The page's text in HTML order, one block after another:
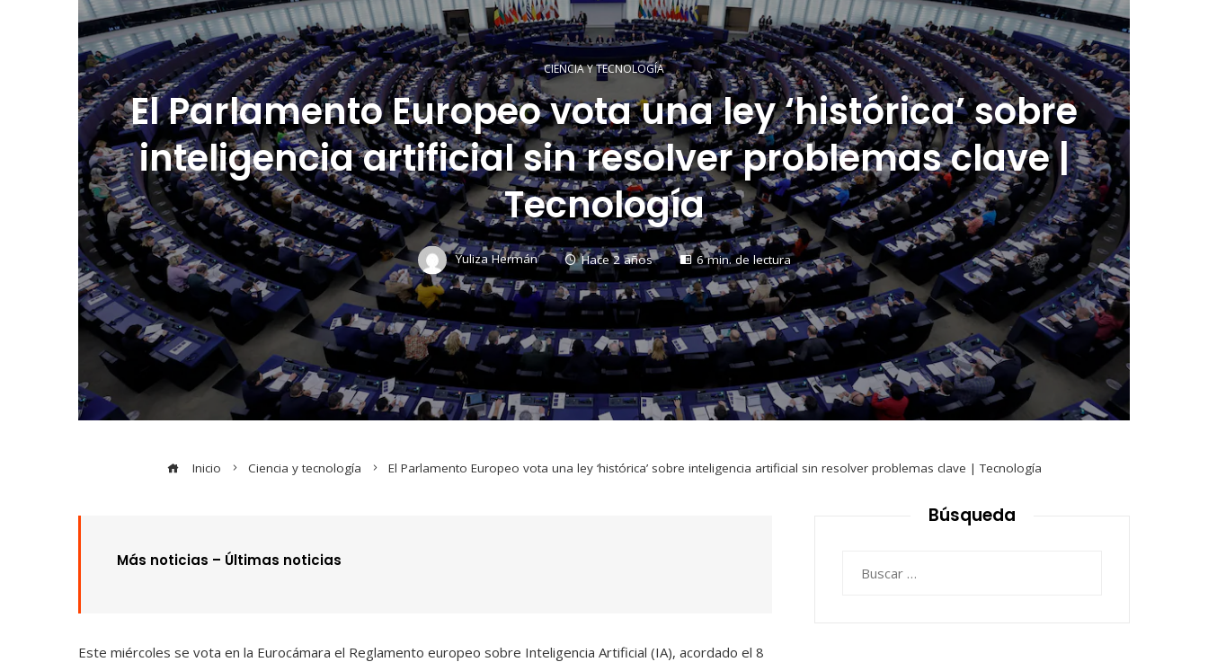
CIENCIA Y TECNOLOGÍA
El Parlamento Europeo vota una ley ‘histórica’ sobre
inteligencia artificial sin resolver problemas clave |
Tecnología
Yuliza Hermán Hace 2 años 6 min. de lectura
Inicio Ciencia y tecnología El Parlamento Europeo vota una ley ‘histórica’ sobre inteligencia artificial sin resolver problemas clave | Tecnología
Más noticias – Últimas noticias
Este miércoles se vota en la Eurocámara el Reglamento europeo sobre Inteligencia Artificial (IA), acordado el 8
Búsqueda